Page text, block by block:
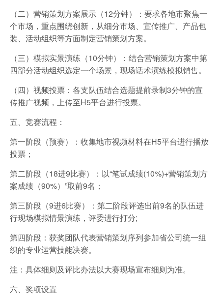
（二）营销策划方案展示（12分钟）：要求各地市聚焦一
个市场，重点围绕创新，从细分市场、宣传推广、产品包
装、活动组织等方面制定营销策划方案。
（三）模拟实景演练（10分钟）：结合营销策划方案中第
四部分活动组织选定一个场景，现场话术演练模拟销售。
（四）视频投票：各支队伍结合选题提前录制3分钟的宣
传推广视频，上传至H5平台进行投票。
五、竞赛流程：
第一阶段（预赛）：收集地市视频材料在H5平台进行播放
投票；
第二阶段（18进9比赛）：以“笔试成绩(10%)+营销策划方
案成绩（90%）”取前9名；
第三阶段（9进6比赛）：第二阶段评选出前9名的队伍进
行现场模拟情景演练，评委进行打分;
第四阶段：获奖团队代表营销策划序列参加省公司统一组
织的专业运营技能决赛。
注：具体细则及评比办法以大赛现场宣布细则为准。
六、奖项设置